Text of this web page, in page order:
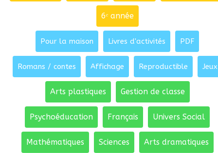
6ᵉ année
Pour la maison Livres d'activités PDF
Romans / contes Affichage Reproductible Jeux
Arts plastiques Gestion de classe
Psychoéducation Français Univers Social
Mathématiques Sciences Arts dramatiques